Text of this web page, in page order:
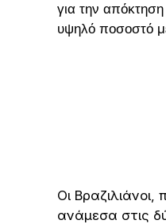
για την
υψηλό ποσοστό
Οι
ανάμεσα στις